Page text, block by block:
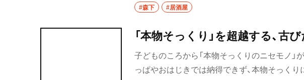
酒場自体の味わいに目が向きだした頃から、少
うな気持ちで訪れる飲みかたもするようになっ
から、人気店の口開けに合わせて気ままに飲
を大切に、数年をかけてついに五大煮込みをす
があった。
#森下 #居酒屋
「本物そっくり」を超越する、古
子どものころから「本物そっくりのニセモノ」
っぱやおはじきでは納得できず、本物そっくり